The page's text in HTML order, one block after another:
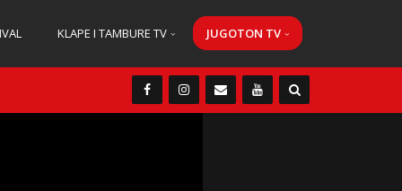
KLAPE I TAMBURE TV JUGOTON TV